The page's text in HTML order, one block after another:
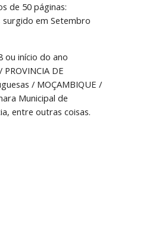
de 50 páginas:
surgido em Setembro
ou início do ano
DE
/ MOÇAMBIQUE /
Municipal de
entre outras coisas.